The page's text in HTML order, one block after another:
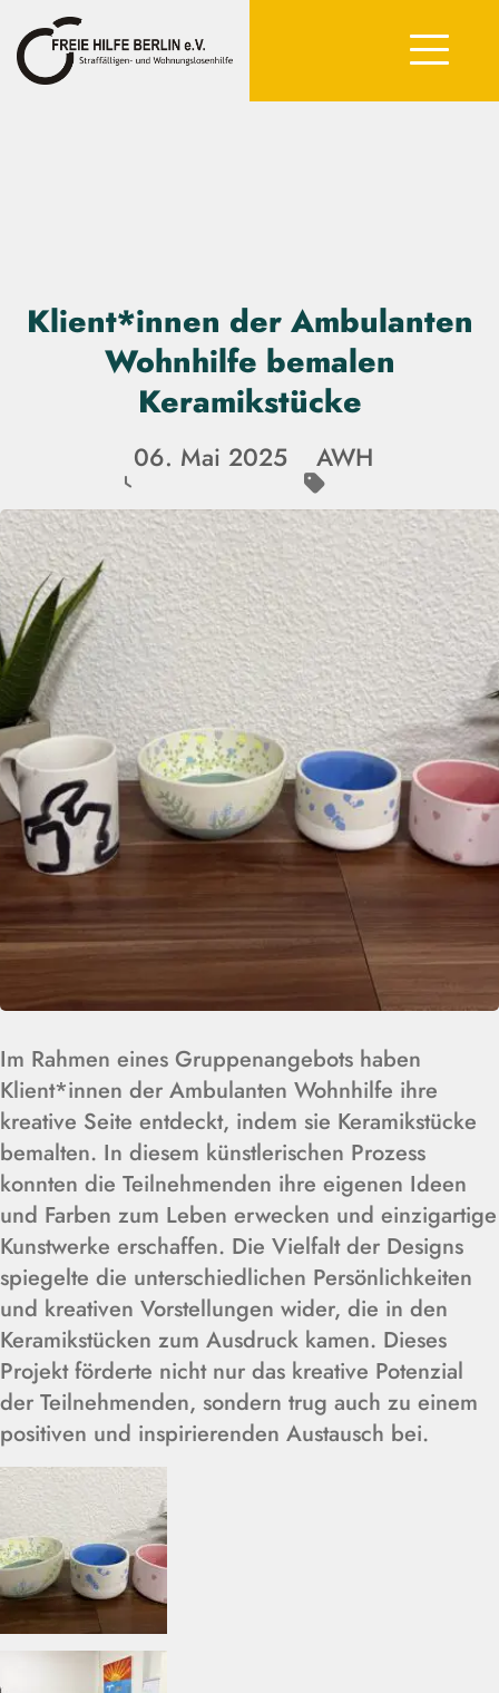
Klient*innen der Ambulanten
Wohnhilfe bemalen
Keramikstücke
06. Mai 2025 AWH
Im Rahmen eines Gruppenangebots haben
Klient*innen der Ambulanten Wohnhilfe ihre
kreative Seite entdeckt, indem sie Keramikstücke
bemalten. In diesem künstlerischen Prozess
konnten die Teilnehmenden ihre eigenen Ideen
und Farben zum Leben erwecken und einzigartige
Kunstwerke erschaffen. Die Vielfalt der Designs
spiegelte die unterschiedlichen Persönlichkeiten
und kreativen Vorstellungen wider, die in den
Keramikstücken zum Ausdruck kamen. Dieses
Projekt förderte nicht nur das kreative Potenzial
der Teilnehmenden, sondern trug auch zu einem
positiven und inspirierenden Austausch bei.